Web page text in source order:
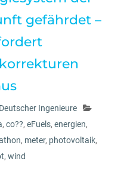
gefährdet –
Ingenieure
, co??, eFuels, energien,
, meter, photovoltaik,
, wind